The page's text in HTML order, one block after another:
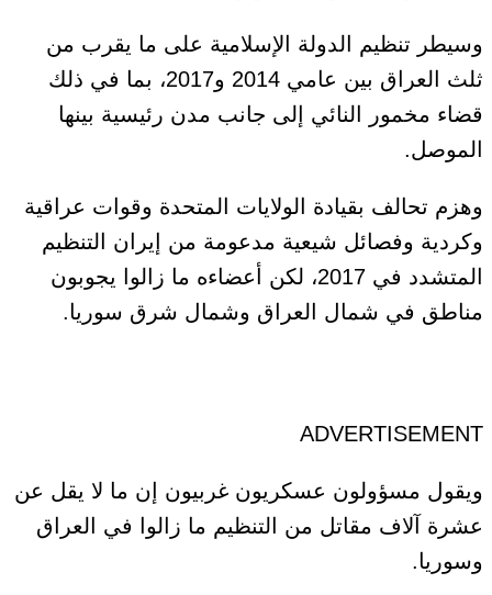
وسيطر تنظيم الدولة الإسلامية على ما يقرب من
ثلث العراق بين عامي 2014 و2017، بما في ذلك
قضاء مخمور النائي إلى جانب مدن رئيسية بينها
الموصل.
وهزم تحالف بقيادة الولايات المتحدة وقوات عراقية
وكردية وفصائل شيعية مدعومة من إيران التنظيم
المتشدد في 2017، لكن أعضاءه ما زالوا يجوبون
مناطق في شمال العراق وشمال شرق سوريا.
ADVERTISEMENT
ويقول مسؤولون عسكريون غربيون إن ما لا يقل عن
عشرة آلاف مقاتل من التنظيم ما زالوا في العراق
وسوريا.